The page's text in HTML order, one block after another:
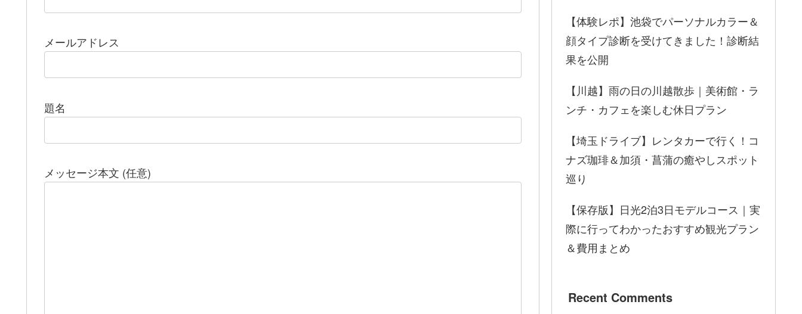
メールアドレス
題名
メッセージ本文 (任意)
【体験レポ】池袋でパーソナルカラー＆
顔タイプ診断を受けてきました！診断結
果を公開
【川越】雨の日の川越散歩｜美術館・ラ
ンチ・カフェを楽しむ休日プラン
【埼玉ドライブ】レンタカーで行く！コ
ナズ珈琲＆加須・菖蒲の癒やしスポット
巡り
【保存版】日光2泊3日モデルコース｜実
際に行ってわかったおすすめ観光プラン
＆費用まとめ
Recent Comments